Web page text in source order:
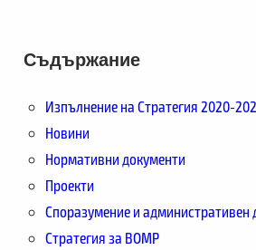
Съдържание
Изпълнение на Стратегия 2020-
Новини
Нормативни документи
Проекти
Споразумение и административен
Стратегия за ВОМР